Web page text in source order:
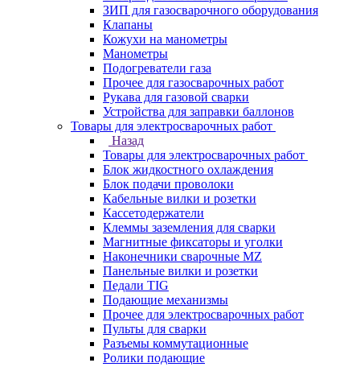
ЗИП для газосварочного оборудования
Клапаны
Кожухи на манометры
Манометры
Подогреватели газа
Прочее для газосварочных работ
Рукава для газовой сварки
Устройства для заправки баллонов
Товары для электросварочных работ
Назад
Товары для электросварочных работ
Блок жидкостного охлаждения
Блок подачи проволоки
Кабельные вилки и розетки
Кассетодержатели
Клеммы заземления для сварки
Магнитные фиксаторы и уголки
Наконечники сварочные MZ
Панельные вилки и розетки
Педали TIG
Подающие механизмы
Прочее для электросварочных работ
Пульты для сварки
Разъемы коммутационные
Ролики подающие